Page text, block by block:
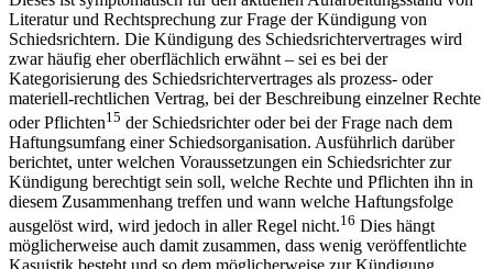
Literatur und Rechtsprechung zur Frage der Kündigung von
Schiedsrichtern. Die Kündigung des Schiedsrichtervertrages wird
zwar häufig eher oberflächlich erwähnt – sei es bei der
Kategorisierung des Schiedsrichtervertrages als prozess- oder
materiell-rechtlichen Vertrag, bei der Beschreibung einzelner Rechte
oder Pflichten15 der Schiedsrichter oder bei der Frage nach dem
Haftungsumfang einer Schiedsorganisation. Ausführlich darüber
berichtet, unter welchen Voraussetzungen ein Schiedsrichter zur
Kündigung berechtigt sein soll, welche Rechte und Pflichten ihn in
diesem Zusammenhang treffen und wann welche Haftungsfolge
ausgelöst wird, wird jedoch in aller Regel nicht.16 Dies hängt
möglicherweise auch damit zusammen, dass wenig veröffentlichte